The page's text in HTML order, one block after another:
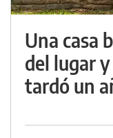
Una casa
del lugar
tardó un